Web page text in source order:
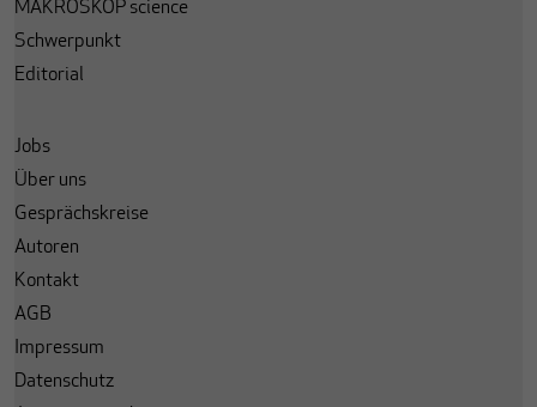
MAKROSKOP science
Schwerpunkt
Editorial
Jobs
Über uns
Gesprächskreise
Autoren
Kontakt
AGB
Impressum
Datenschutz